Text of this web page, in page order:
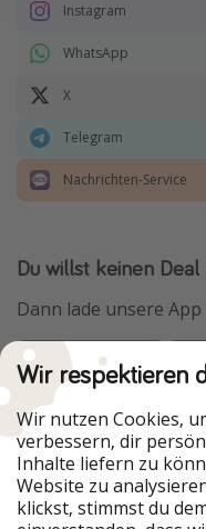
Instagram
WhatsApp
X
Telegram
Nachrichten-Service
Du willst keinen
Dann lade unsere
Urlaubspiraten ist
Unsere Märkte
PiratinViaggio
VakantiePiraten
Wir respektieren
Wir nutzen Cookies,
verbessern, dir
Inhalte liefern zu
Website zu
klickst, stimmst du